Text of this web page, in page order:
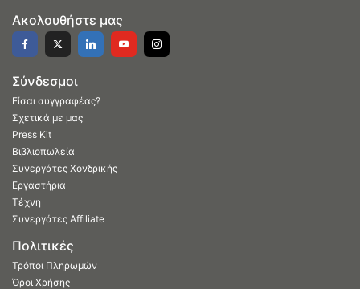
Ακολουθήστε μας
Σύνδεσμοι
Είσαι συγγραφέας?
Σχετικά με μας
Press Kit
Βιβλιοπωλεία
Συνεργάτες Χονδρικής
Εργαστήρια
Τέχνη
Συνεργάτες Affiliate
Πολιτικές
Τρόποι Πληρωμών
Όροι Χρήσης